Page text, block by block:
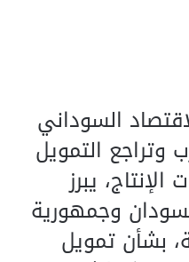
السوداني
وتراجع التمويل
يبرز
وجمهورية
بشأن تمويل